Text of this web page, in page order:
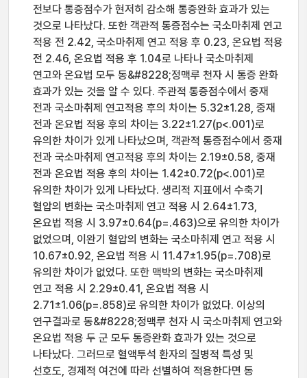
전보다 통증점수가 현저히 감소해 통증완화 효과가 있는
것으로 나타났다. 또한 객관적 통증점수는 국소마취제 연고
적용 전 2.42, 국소마취제 연고 적용 후 0.23, 온요법 적용
전 2.46, 온요법 적용 후 1.04로 나타나 국소마취제
연고와 온요법 모두 동&#8228;정맥루 천자 시 통증 완화
효과가 있는 것을 알 수 있다. 주관적 통증점수에서 중재
전과 국소마취제 연고적용 후의 차이는 5.32±1.28, 중재
전과 온요법 적용 후의 차이는 3.22±1.27(p<.001)로
유의한 차이가 있게 나타났으며, 객관적 통증점수에서 중재
전과 국소마취제 연고적용 후의 차이는 2.19±0.58, 중재
전과 온요법 적용 후의 차이는 1.42±0.72(p<.001)로
유의한 차이가 있게 나타났다. 생리적 지표에서 수축기
혈압의 변화는 국소마취제 연고 적용 시 2.64±1.73,
온요법 적용 시 3.97±0.64(p=.463)으로 유의한 차이가
없었으며, 이완기 혈압의 변화는 국소마취제 연고 적용 시
10.67±0.92, 온요법 적용 시 11.47±1.95(p=.708)로
유의한 차이가 없었다. 또한 맥박의 변화는 국소마취제
연고 적용 시 2.29±0.41, 온요법 적용 시
2.71±1.06(p=.858)로 유의한 차이가 없었다. 이상의
연구결과로 동&#8228;정맥루 천자 시 국소마취제 연고와
온요법 적용 두 군 모두 통증완화 효과가 있는 것으로
나타났다. 그러므로 혈액투석 환자의 질병적 특성 및
선호도, 경제적 여건에 따라 선별하여 적용한다면 동